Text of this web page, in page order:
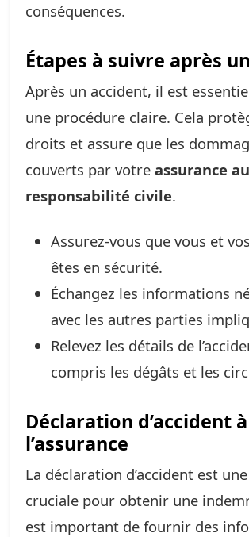
conséquences.
Étapes à suivre après
Après un accident, il est
une procédure claire. Cela
droits et assure que les
couverts par votre assurance
responsabilité civile.
Assurez-vous que vous et
êtes en sécurité.
Échangez les informations
avec les autres parties
Relevez les détails de
compris les dégâts et les
Déclaration d’accident à
l’assurance
La déclaration d’accident est
cruciale pour obtenir une
est important de fournir des